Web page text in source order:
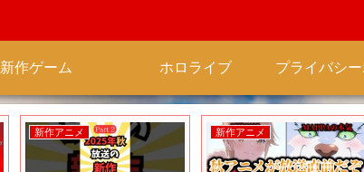
新作ゲーム ホロライブ
新作アニメ 新作アニメ